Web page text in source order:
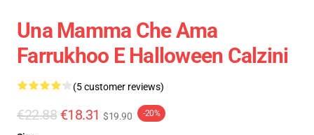
Una Mamma Che Ama
Farrukhoo E Halloween Calzini
(5 customer reviews)
€22.88 €18.31 $19.90 -20%